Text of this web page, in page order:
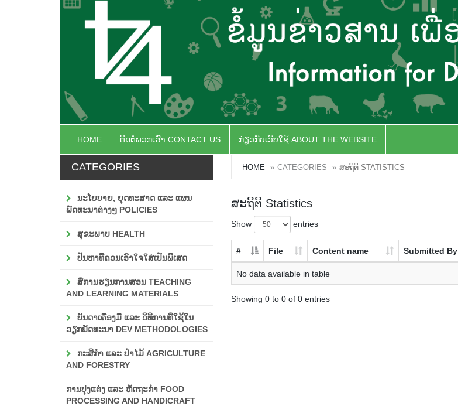
HOME ຕິດຕໍ່ພວກເຮົາ CONTACT US ກ່ຽວກັບເວັບໃຊ້ ABOUT THE WEBSITE
CATEGORIES
ນະໂຍບາຍ, ຍຸດທະສາດ ແລະ ແຜນ
ພັດທະນາຕ່າງໆ POLICIES
ສຸຂະພາບ HEALTH
ປັນຫາທີ່ຄວນເອົາໃຈໃສ່ເປັນພິເສດ
ສື່ການຮຽນການສອນ TEACHING
AND LEARNING MATERIALS
ບັນດາເຄື່ອງມື ແລະ ວິທີການທີ່ໃຊ້ໃນ
ວຽກພັດທະນາ DEV METHODOLOGIES
ກະສິກຳ ແລະ ປ່າໄມ້ AGRICULTURE
AND FORESTRY
ການປຸງແຕ່ງ ແລະ ຫັດຖະກຳ FOOD
PROCESSING AND HANDICRAFT
HOME CATEGORIES ສະຖິຕິ STATISTICS
ສະຖິຕິ Statistics
Show entries
# File Content name Submitted By
No data available in table
Showing 0 to 0 of 0 entries